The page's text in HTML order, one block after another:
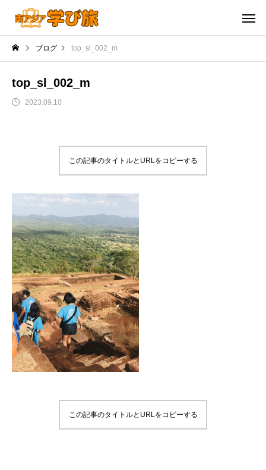
ブログ top_sl_002_m
top_sl_002_m
2023.09.10
この記事のタイトルとURLをコピーする
この記事のタイトルとURLをコピーする